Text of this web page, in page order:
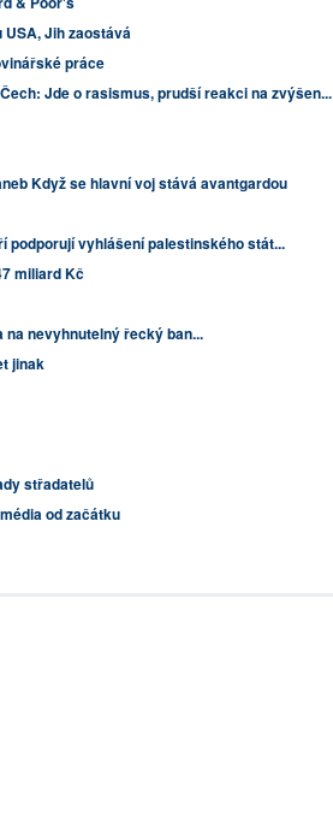
Jih zaostává
práce
Jde o rasismus, prudší reakci na zvýšen...
Když se hlavní voj stává avantgardou
podporují vyhlášení palestinského stát...
miliard Kč
na nevyhnutelný řecký ban...
jinak
střadatelů
od začátku